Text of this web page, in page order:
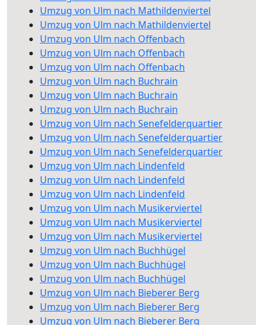
Umzug von Ulm nach Mathildenviertel
Umzug von Ulm nach Mathildenviertel
Umzug von Ulm nach Offenbach
Umzug von Ulm nach Offenbach
Umzug von Ulm nach Offenbach
Umzug von Ulm nach Buchrain
Umzug von Ulm nach Buchrain
Umzug von Ulm nach Buchrain
Umzug von Ulm nach Senefelderquartier
Umzug von Ulm nach Senefelderquartier
Umzug von Ulm nach Senefelderquartier
Umzug von Ulm nach Lindenfeld
Umzug von Ulm nach Lindenfeld
Umzug von Ulm nach Lindenfeld
Umzug von Ulm nach Musikerviertel
Umzug von Ulm nach Musikerviertel
Umzug von Ulm nach Musikerviertel
Umzug von Ulm nach Buchhügel
Umzug von Ulm nach Buchhügel
Umzug von Ulm nach Buchhügel
Umzug von Ulm nach Bieberer Berg
Umzug von Ulm nach Bieberer Berg
Umzug von Ulm nach Bieberer Berg